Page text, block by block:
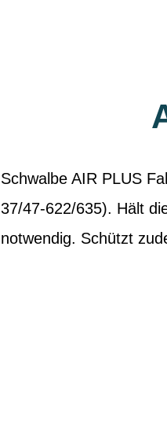
Schwalbe AIR PLUS
37/47-622/635). Hält
notwendig. Schützt